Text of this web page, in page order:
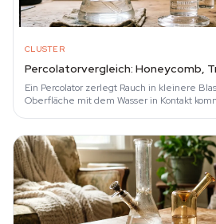
CLUSTER
Percolatorvergleich: Honeycomb,
Ein Percolator zerlegt Rauch in kleinere
Oberfläche mit dem Wasser in Kontakt